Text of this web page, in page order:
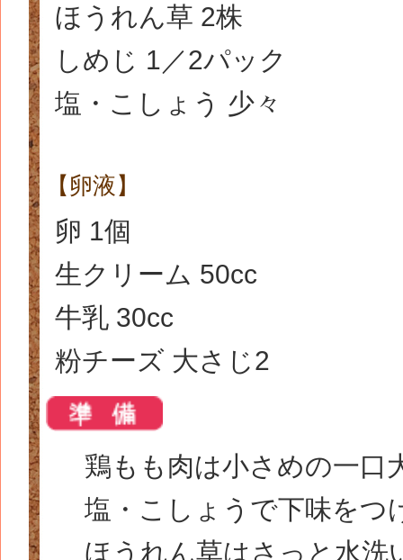
ほうれん草 2株
しめじ 1／2パック
塩・こしょう 少々
【卵液】
卵 1個
生クリーム 50cc
牛乳 30cc
粉チーズ 大さじ2
鶏もも肉は小さめの一口
塩・こしょうで下味をつ
ほうれん草はさっと水洗